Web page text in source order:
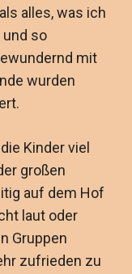
alles, was ich
und so
mit
wurden
Kinder viel
großen
auf dem Hof
laut oder
Gruppen
zufrieden zu